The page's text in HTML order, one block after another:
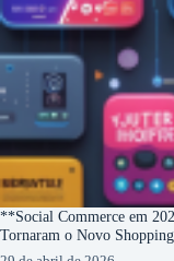
**Social Commerce em
Tornaram o Novo